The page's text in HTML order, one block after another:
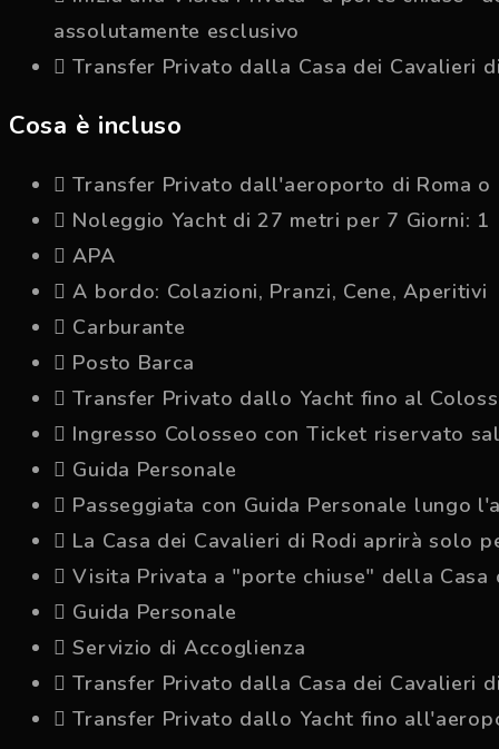
assolutamente esclusivo
Transfer Privato dalla Casa dei Cavalieri
Cosa è incluso
Transfer Privato dall'aeroporto di Roma
Noleggio Yacht di 27 metri per 7 Giorni:
APA
A bordo: Colazioni, Pranzi, Cene, Aperitivi
Carburante
Posto Barca
Transfer Privato dallo Yacht fino al
Ingresso Colosseo con Ticket riservato
Guida Personale
Passeggiata con Guida Personale lungo
La Casa dei Cavalieri di Rodi aprirà solo
Visita Privata a "porte chiuse" della Casa
Guida Personale
Servizio di Accoglienza
Transfer Privato dalla Casa dei Cavalieri
Transfer Privato dallo Yacht fino